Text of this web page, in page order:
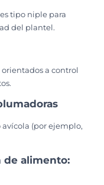
tipo niple para
del plantel.
a control
(por ejemplo,
de alimento: